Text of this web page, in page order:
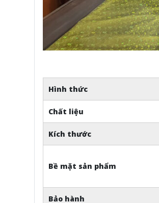
Hình thức
Chất liệu
Kích thước
Bề mặt sản phẩm
Bảo hành